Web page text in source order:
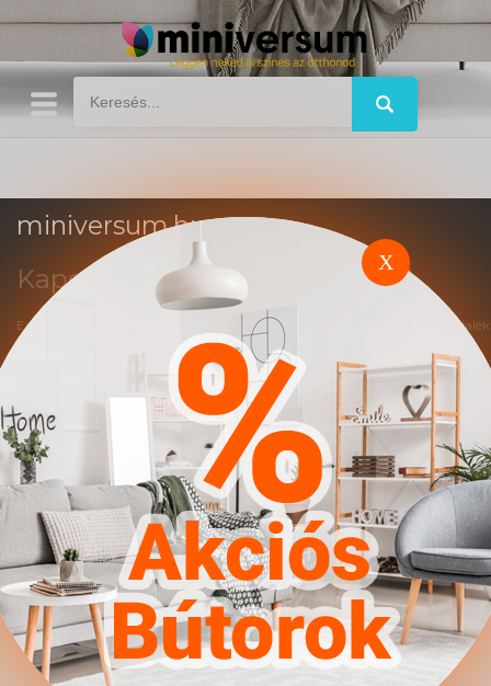
miniversum.hu
Kapcsolat
Impresszum Trend
Ez a weboldal affiliate marketing rendszerben működik. A vásárlások után jutalék
alapú elszámolás történik.
X